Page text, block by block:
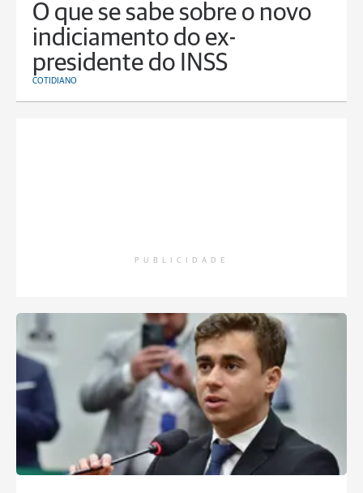
O que se sabe sobre o novo
indiciamento do ex-
presidente do INSS
COTIDIANO
PUBLICIDADE